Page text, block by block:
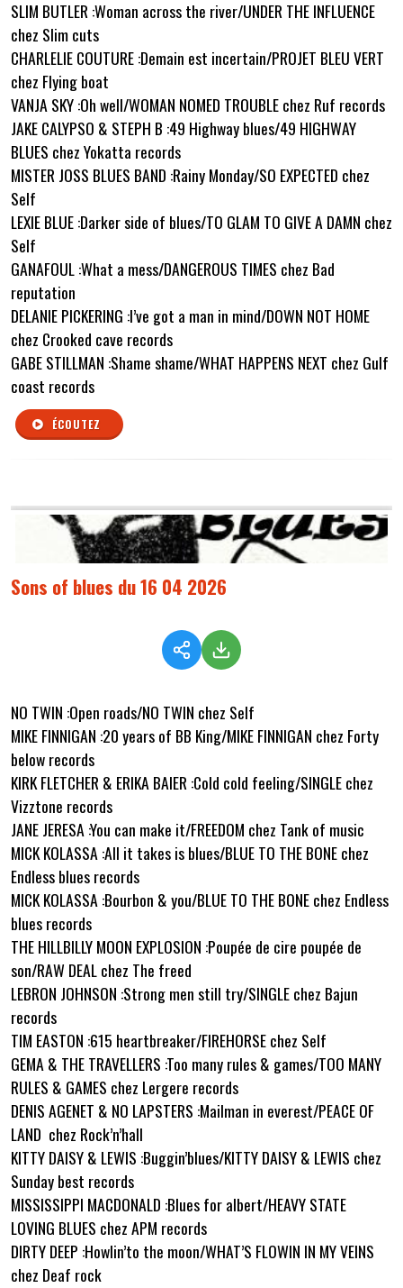
SLIM BUTLER :Woman across the river/UNDER THE INFLUENCE
chez Slim cuts
CHARLELIE COUTURE :Demain est incertain/PROJET BLEU VERT
chez Flying boat
VANJA SKY :Oh well/WOMAN NOMED TROUBLE chez Ruf records
JAKE CALYPSO & STEPH B :49 Highway blues/49 HIGHWAY
BLUES chez Yokatta records
MISTER JOSS BLUES BAND :Rainy Monday/SO EXPECTED chez
Self
LEXIE BLUE :Darker side of blues/TO GLAM TO GIVE A DAMN chez
Self
GANAFOUL :What a mess/DANGEROUS TIMES chez Bad
reputation
DELANIE PICKERING :I’ve got a man in mind/DOWN NOT HOME
chez Crooked cave records
GABE STILLMAN :Shame shame/WHAT HAPPENS NEXT chez Gulf
coast records
ÉCOUTEZ
Sons of blues du 16 04 2026
NO TWIN :Open roads/NO TWIN chez Self
MIKE FINNIGAN :20 years of BB King/MIKE FINNIGAN chez Forty
below records
KIRK FLETCHER & ERIKA BAIER :Cold cold feeling/SINGLE chez
Vizztone records
JANE JERESA :You can make it/FREEDOM chez Tank of music
MICK KOLASSA :All it takes is blues/BLUE TO THE BONE chez
Endless blues records
MICK KOLASSA :Bourbon & you/BLUE TO THE BONE chez Endless
blues records
THE HILLBILLY MOON EXPLOSION :Poupée de cire poupée de
son/RAW DEAL chez The freed
LEBRON JOHNSON :Strong men still try/SINGLE chez Bajun
records
TIM EASTON :615 heartbreaker/FIREHORSE chez Self
GEMA & THE TRAVELLERS :Too many rules & games/TOO MANY
RULES & GAMES chez Lergere records
DENIS AGENET & NO LAPSTERS :Mailman in everest/PEACE OF
LAND chez Rock’n’hall
KITTY DAISY & LEWIS :Buggin’blues/KITTY DAISY & LEWIS chez
Sunday best records
MISSISSIPPI MACDONALD :Blues for albert/HEAVY STATE
LOVING BLUES chez APM records
DIRTY DEEP :Howlin’to the moon/WHAT’S FLOWIN IN MY VEINS
chez Deaf rock